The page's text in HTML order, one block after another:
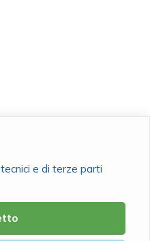
e di terze parti